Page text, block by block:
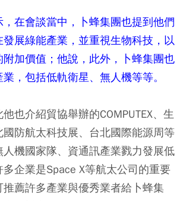
在會談當中，卜蜂集團也提到他們
展綠能產業，並重視生物科技，以
加價值；他說，此外，卜蜂集團也
，包括低軌衛星、無人機等等。
也介紹貿協舉辦的COMPUTEX、生
防航太科技展、台北國際能源周等
人機國家隊、資通訊產業戮力發展低
企業是Space X等航太公司的重要
薦許多產業與優秀業者給卜蜂集